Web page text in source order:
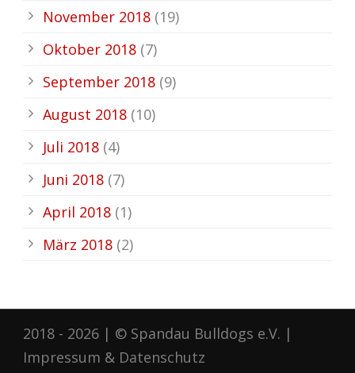
November 2018 (19)
Oktober 2018 (7)
September 2018 (9)
August 2018 (10)
Juli 2018 (4)
Juni 2018 (7)
April 2018 (1)
März 2018 (2)
2018 - 2026 | © Spandau Bulldogs e.V. |
Impressum & Datenschutz